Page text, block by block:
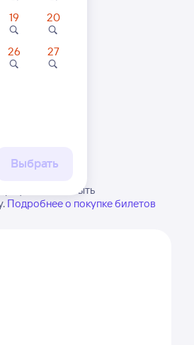
может быть
Подробнее о покупке билетов
19 20
26 27
Выбрать